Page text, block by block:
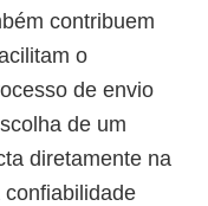
contribuem
o
de envio
de um
diretamente na